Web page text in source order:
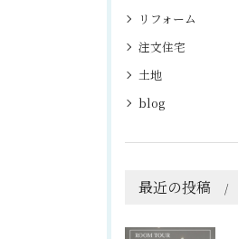
リフォーム
注文住宅
土地
blog
最近の投稿